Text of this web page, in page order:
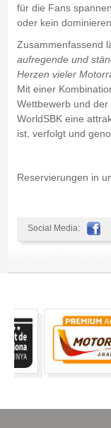
für die Fans
oder kein
Zusammenfassend
aufregende und
Herzen vieler
Mit einer
Wettbewerb und
WorldSBK eine
ist, verfolgt und
Reservierungen in
Social Media: